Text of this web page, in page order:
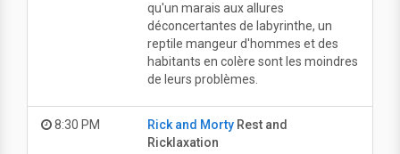
qu'un marais aux allures
déconcertantes de labyrinthe, un
reptile mangeur d'hommes et des
habitants en colère sont les moindres
de leurs problèmes.
8:30 PM Rick and MortyRest and
Ricklaxation